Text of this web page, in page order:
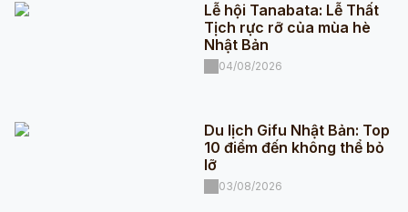
Lễ hội Tanabata: Lễ Thất
Tịch rực rỡ của mùa hè
Nhật Bản
04/08/2026
Du lịch Gifu Nhật Bản: Top
10 điểm đến không thể bỏ
lỡ
03/08/2026